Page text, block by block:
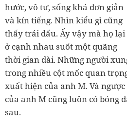
hước, vô tư, sống khá đơn giản
và kín tiếng. Nhìn kiểu gì cũng
thấy trái dấu. Ấy vậy mà họ lại
ở cạnh nhau suốt một quãng
thời gian dài. Những người
trong nhiều cột mốc quan
xuất hiện của anh M. Và
của anh M cũng luôn có bóng
sau.